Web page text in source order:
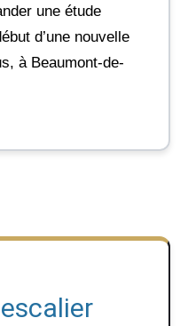
une étude
d’une nouvelle
à Beaumont-de-